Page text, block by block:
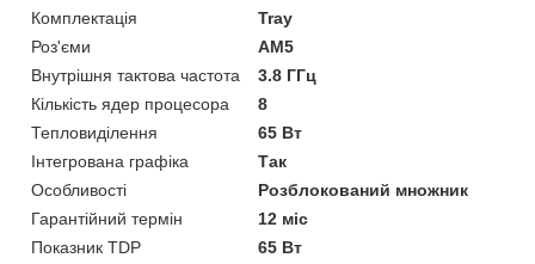
Комплектація
Tray
Роз'єми
AM5
Внутрішня тактова частота
3.8 ГГц
Кількість ядер процесора
8
Тепловиділення
65 Вт
Інтегрована графіка
Так
Особливості
Розблокований множник
Гарантійний термін
12 міс
Показник TDP
65 Вт